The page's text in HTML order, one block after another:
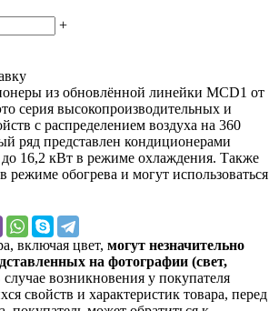
+
из обновлённой линейки MCD1 от
серия высокопроизводительных и
с распределением воздуха на 360
ряд представлен кондиционерами
16,2 кВт в режиме охлаждения. Также
режиме обогрева и могут использоваться
включая цвет, могут незначительно
на фотографии (свет,
возникновения у покупателя
свойств и характеристик товара, перед